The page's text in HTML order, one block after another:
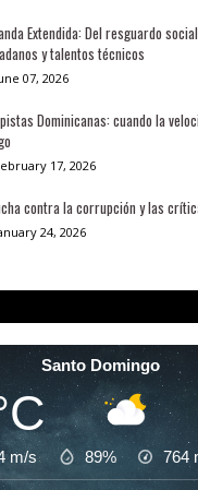
Extendida: Del resguardo
y talentos técnicos
07, 2026
Dominicanas: cuando la
17, 2026
contra la corrupción y las
24, 2026
Santo Domingo
m/s 89% 764